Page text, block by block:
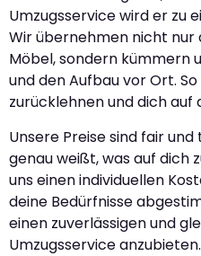
Umzugsservice wird er zu
Wir übernehmen nicht
Möbel, sondern kümmern
und den Aufbau vor Ort.
zurücklehnen und dich auf
Unsere Preise sind fair
genau weißt, was auf dich
uns einen individuellen
deine Bedürfnisse
einen zuverlässigen und
Umzugsservice anzubieten.